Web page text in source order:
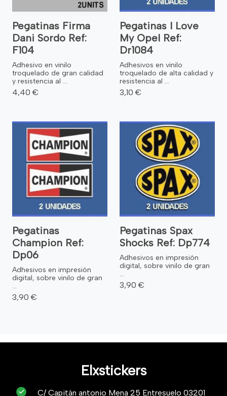
Pegatinas Firma
Dani Sordo Ref:
F104
Adhesivo en vinilo
troquelado de gran calidad
y resistencia al ...
4,40 €
Pegatinas I Love
My Opel Ref:
Dr1084
Adhesivos en vinilo
troquelado de alta calidad y
resistencia al ...
3,10 €
Pegatinas
Champion Ref:
Dp06
Adhesivos en impresión
digital, sobre vinilo de gran
...
3,90 €
Pegatinas Spax
Shocks Ref: Dp774
Adhesivos en impresión
digital, sobre vinilo de gran
...
3,90 €
Elxstickers
C/ Capitán antonio Mena 25 Entresuelo 03201